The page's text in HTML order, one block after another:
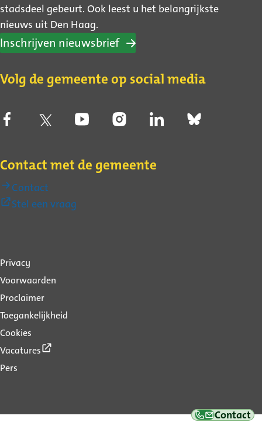
Contact
stadsdeel gebeurt. Ook leest u het belangrijkste
nieuws uit Den Haag.
Inschrijven nieuwsbrief
Volg de gemeente op social media
Contact met de gemeente
Contact
Stel een vraag
Over
deze
website
Privacy
Voorwaarden
Proclaimer
Toegankelijkheid
Cookies
Vacatures
Pers